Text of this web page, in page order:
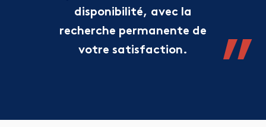
disponibilité, avec la
recherche permanente de
votre satisfaction.